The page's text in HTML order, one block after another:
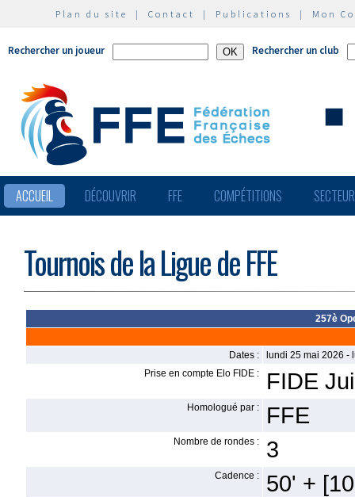
Plan du site | Contact | Publications | Mon
Rechercher un joueur Rechercher un club
ACCUEIL DÉCOUVRIR FFE COMPÉTITIONS
Tournois de la Ligue de FFE
257è
Dates :
lundi 25 mai 2026 -
Prise en compte Elo FIDE :
FIDE
Homologué par : FFE
Nombre de rondes : 3
Cadence : 50' +